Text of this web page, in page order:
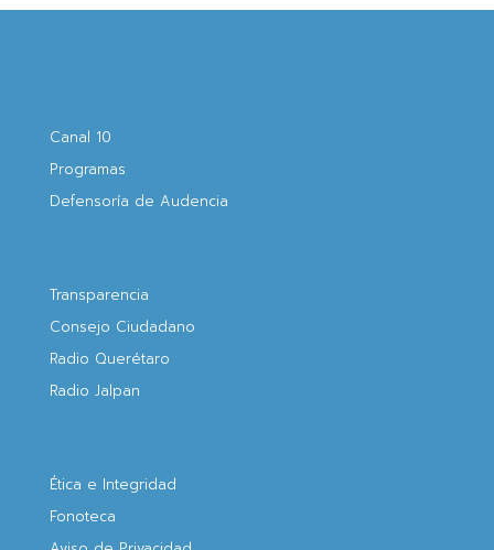
Canal 10
Programas
Defensoría de Audencia
Transparencia
Consejo Ciudadano
Radio Querétaro
Radio Jalpan
Ética e Integridad
Fonoteca